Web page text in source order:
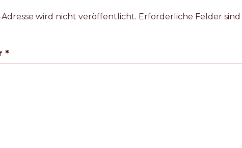
Adresse wird nicht veröffentlicht. Erforderliche Felder
*